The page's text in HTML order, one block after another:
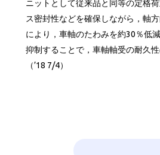
ニットとして従来品と同等の定格
ス密封性などを確保しながら，軸
により，車軸のたわみを約30％低
抑制することで，車軸軸受の耐久性
（’18 7/4）